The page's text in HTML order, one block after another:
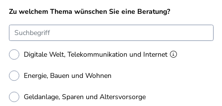
Zu welchem Thema wünschen Sie eine Beratung?
Digitale Welt, Telekommunikation und Internet
Energie, Bauen und Wohnen
Geldanlage, Sparen und Altersvorsorge